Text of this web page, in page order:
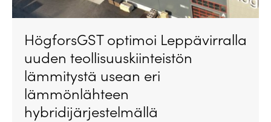
HögforsGST optimoi Leppävirralla
uuden teollisuuskiinteistön
lämmitystä usean eri
lämmönlähteen
hybridijärjestelmällä